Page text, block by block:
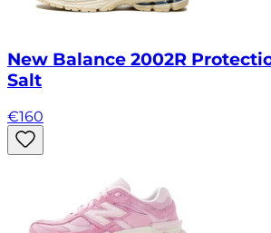
New Balance 2002R
Salt
€160